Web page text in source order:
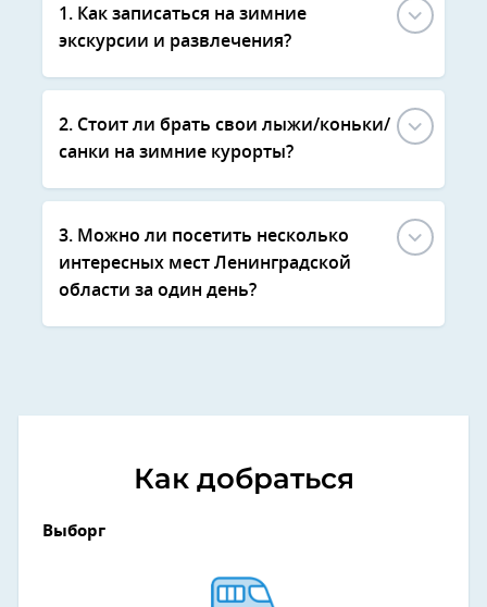
1. Как записаться на зимние
экскурсии и развлечения?
2. Стоит ли брать свои лыжи/коньки/
санки на зимние курорты?
3. Можно ли посетить несколько
интересных мест Ленинградской
области за один день?
Как добраться
Выборг